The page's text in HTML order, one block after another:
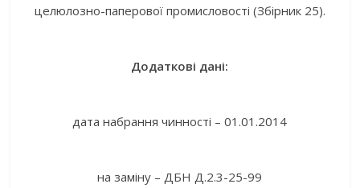
целюлозно-паперової промисловості (Збірник 25).
Додаткові дані:
дата набрання чинності – 01.01.2014
на заміну – ДБН Д.2.3-25-99